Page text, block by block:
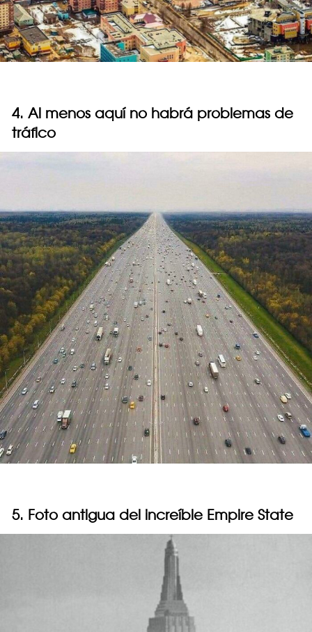
4. Al menos aquí no habrá problemas de
tráfico
5. Foto antigua del increíble Empire State